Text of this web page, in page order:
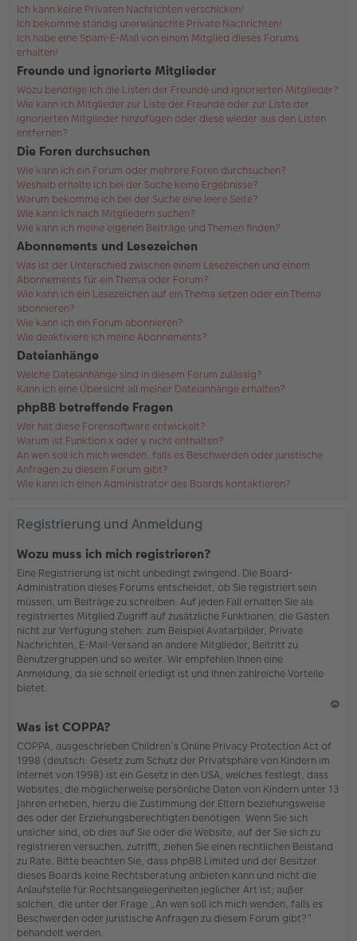
Ich kann keine Privaten Nachrichten verschicken!
Ich bekomme ständig unerwünschte Private Nachrichten!
Ich habe eine Spam-E-Mail von einem Mitglied dieses Forums
erhalten!
Freunde und ignorierte Mitglieder
Wozu benötige ich die Listen der Freunde und ignorierten Mitglieder?
Wie kann ich Mitglieder zur Liste der Freunde oder zur Liste der
ignorierten Mitglieder hinzufügen oder diese wieder aus den Listen
entfernen?
Die Foren durchsuchen
Wie kann ich ein Forum oder mehrere Foren durchsuchen?
Weshalb erhalte ich bei der Suche keine Ergebnisse?
Warum bekomme ich bei der Suche eine leere Seite?
Wie kann ich nach Mitgliedern suchen?
Wie kann ich meine eigenen Beiträge und Themen finden?
Abonnements und Lesezeichen
Was ist der Unterschied zwischen einem Lesezeichen und einem
Abonnements für ein Thema oder Forum?
Wie kann ich ein Lesezeichen auf ein Thema setzen oder ein Thema
abonnieren?
Wie kann ich ein Forum abonnieren?
Wie deaktiviere ich meine Abonnements?
Dateianhänge
Welche Dateianhänge sind in diesem Forum zulässig?
Kann ich eine Übersicht all meiner Dateianhänge erhalten?
phpBB betreffende Fragen
Wer hat diese Forensoftware entwickelt?
Warum ist Funktion x oder y nicht enthalten?
An wen soll ich mich wenden, falls es Beschwerden oder juristische
Anfragen zu diesem Forum gibt?
Wie kann ich einen Administrator des Boards kontaktieren?
Registrierung und Anmeldung
Wozu muss ich mich registrieren?
Eine Registrierung ist nicht unbedingt zwingend. Die Board-
Administration dieses Forums entscheidet, ob Sie registriert sein
müssen, um Beiträge zu schreiben. Auf jeden Fall erhalten Sie als
registriertes Mitglied Zugriff auf zusätzliche Funktionen, die Gästen
nicht zur Verfügung stehen: zum Beispiel Avatarbilder, Private
Nachrichten, E-Mail-Versand an andere Mitglieder, Beitritt zu
Benutzergruppen und so weiter. Wir empfehlen Ihnen eine
Anmeldung, da sie schnell erledigt ist und Ihnen zahlreiche Vorteile
bietet.
h
en
Was ist COPPA?
COPPA, ausgeschrieben Children’s Online Privacy Protection Act of
1998 (deutsch: Gesetz zum Schutz der Privatsphäre von Kindern im
Internet von 1998) ist ein Gesetz in den USA, welches festlegt, dass
Websites, die möglicherweise persönliche Daten von Kindern unter 13
Jahren erheben, hierzu die Zustimmung der Eltern beziehungsweise
des oder der Erziehungsberechtigten benötigen. Wenn Sie sich
unsicher sind, ob dies auf Sie oder die Website, auf der Sie sich zu
registrieren versuchen, zutrifft, ziehen Sie einen rechtlichen Beistand
zu Rate. Bitte beachten Sie, dass phpBB Limited und der Besitzer
dieses Boards keine Rechtsberatung anbieten kann und nicht die
Anlaufstelle für Rechtsangelegenheiten jeglicher Art ist; außer
solchen, die unter der Frage „An wen soll ich mich wenden, falls es
Beschwerden oder juristische Anfragen zu diesem Forum gibt?“
behandelt werden.